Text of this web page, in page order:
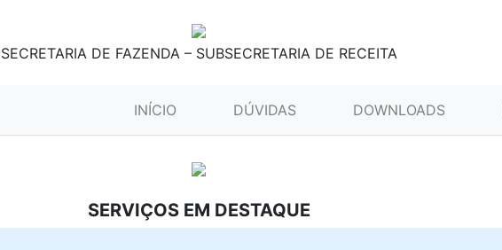
SECRETARIA DE FAZENDA – SUBSECRETARIA DE RECEITA
INÍCIO (CURRENT)DÚVIDAS DOWNLOADS
SERVIÇOS EM DESTAQUE